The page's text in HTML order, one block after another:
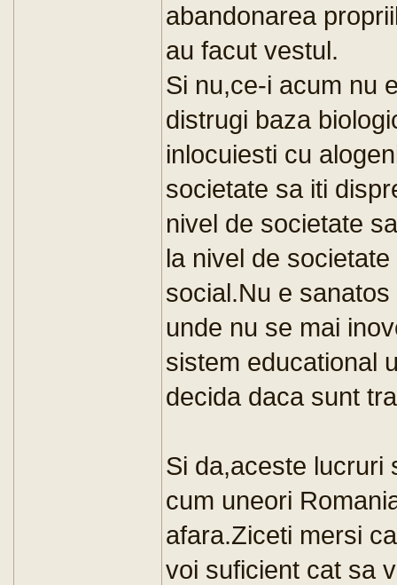
abandonarea
au facut vestul.
Si nu,ce-i acum nu
distrugi baza
inlocuiesti cu
societate sa iti
nivel de societate
la nivel de
social.Nu e
unde nu se mai
sistem educational
decida daca sunt
Si da,aceste lucruri
cum uneori
afara.Ziceti mersi
voi suficient cat sa